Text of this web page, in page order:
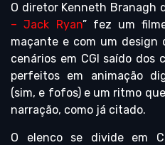
O diretor Kenneth Branagh
– Jack Ryan” fez um
maçante e com um design
cenários em CGI saído dos
perfeitos em animação
(sim, e fofos) e um ritmo
narração, como já citado.
O elenco se divide em